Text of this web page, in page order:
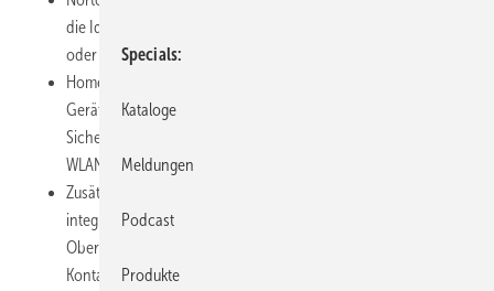
die Identität des Anwenders bei Online-Shopping, -Banking
oder Surfen.
Home Network Feature: Erstellt eine Übersicht aller vernetzten
Geräte im lokalen Netzwerk und überwacht den
Sicherheitsstatus der Rechner. Die Funktion überprüft auch die
WLAN Sicherherheit.
Zusätzlich wurde eine Support-Funktion direkt in die Software
integriert: Falls nötig, kann der Nutzer über die Norton-
Oberfläche via Live-Chat oder E-Mail mit einem Mitarbeiter in
Kontakt treten.
Specials
Kataloge
Meldungen
Podcast
Produkte